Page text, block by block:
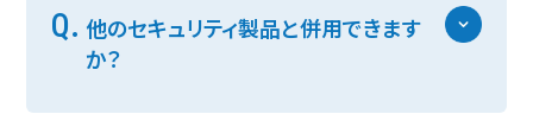
Q. 他のセキュリティ製品と併用できます
か？